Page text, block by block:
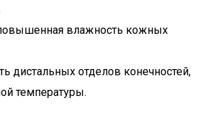
влажность кожных
дистальных отделов конечностей,
температуры.